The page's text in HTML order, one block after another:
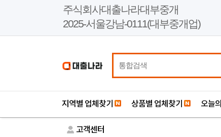
주식회사대출나라대부중개
2025-서울강남-0111(대부중개업)
지역별 업체찾기 상품별 업체찾기 오늘
고객센터